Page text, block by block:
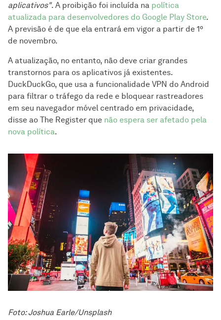
aplicativos". A proibição foi incluída na política
atualizada para desenvolvedores do Google Play Store.
A previsão é de que ela entrará em vigor a partir de 1º
de novembro.
A atualização, no entanto, não deve criar grandes
transtornos para os aplicativos já existentes.
DuckDuckGo, que usa a funcionalidade VPN do Android
para filtrar o tráfego da rede e bloquear rastreadores
em seu navegador móvel centrado em privacidade,
disse ao The Register que não espera ser afetado pela
nova política.
Foto: Joshua Earle/Unsplash